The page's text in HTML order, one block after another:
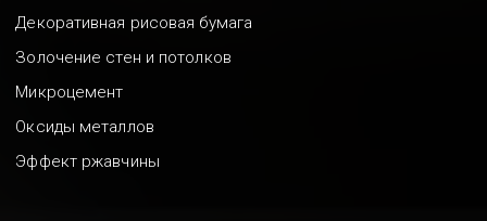
Декоративная рисовая бумага
Золочение стен и потолков
Микроцемент
Оксиды металлов
Эффект ржавчины